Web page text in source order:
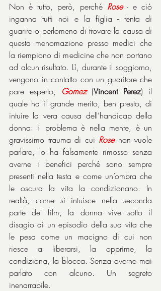
Non è tutto, però, perché Rose - e ciò
inganna tutti noi e la figlia - tenta di
guarire o perlomeno di trovare la causa di
questa menomazione presso medici che
la riempiono di medicine che non portano
ad alcun risultato. Lì, durante il soggiorno,
vengono in contatto con un guaritore che
pare esperto,
Gomez (Vincent Perez) il
quale ha il grande merito, ben presto, di
intuire la vera causa dell’handicap della
donna: il problema è nella mente, è un
gravissimo trauma di cui Rose non vuole
parlare, lo ha falsamente rimosso senza
averne i benefici perché sono sempre
presenti nella testa e come un’ombra che
le oscura la vita la condizionano. In
realtà, come si intuisce nella seconda
parte del film, la donna vive sotto il
disagio di un episodio della sua vita che
le pesa come un macigno di cui non
riesce a liberarsi, la opprime, la
condiziona, la blocca. Senza averne mai
parlato con alcuno. Un segreto
inenarrabile.